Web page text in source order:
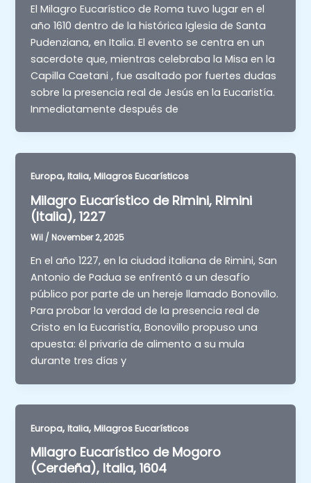
El Milagro Eucarístico de Roma tuvo lugar en el
año 1610 dentro de la histórica Iglesia de Santa
Pudenziana, en Italia. El evento se centra en un
sacerdote que, mientras celebraba la Misa en la
Capilla Caetani , fue asaltado por fuertes dudas
sobre la presencia real de Jesús en la Eucaristía.
Inmediatamente después de
Europa,Italia,Milagros Eucarísticos
Milagro Eucarístico de Rimini, Rimini
(Italia), 1227
Wil / November 2, 2025
En el año 1227, en la ciudad italiana de Rimini, San
Antonio de Padua se enfrentó a un desafío
público por parte de un hereje llamado Bonovillo.
Para probar la verdad de la presencia real de
Cristo en la Eucaristía, Bonovillo propuso una
apuesta: él privaría de alimento a su mula
durante tres días y
Europa,Italia,Milagros Eucarísticos
Milagro Eucarístico de Mogoro
(Cerdeña), Italia, 1604